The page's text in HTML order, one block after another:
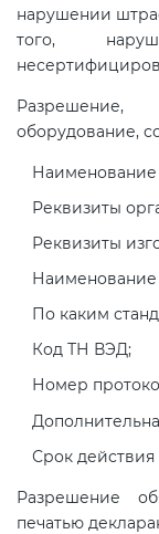
нарушении
того,
Разрешение,
оборудование,
Наименование
Реквизиты
Реквизиты
По каким
Код ТН ВЭД;
Номер
Срок действия
Разрешение
печатью
БАДы